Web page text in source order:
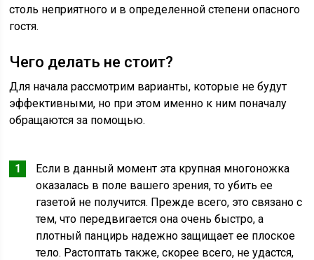
столь неприятного и в определенной степени опасного
гостя.
Чего делать не стоит?
Для начала рассмотрим варианты, которые не будут
эффективными, но при этом именно к ним поначалу
обращаются за помощью.
Если в данный момент эта крупная многоножка
оказалась в поле вашего зрения, то убить ее
газетой не получится. Прежде всего, это связано с
тем, что передвигается она очень быстро, а
плотный панцирь надежно защищает ее плоское
тело. Растоптать также, скорее всего, не удастся,